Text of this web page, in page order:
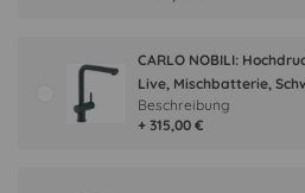
CARLO NOBILI:
Live, Mischbatterie,
+ 315,00 €
Beschreibung